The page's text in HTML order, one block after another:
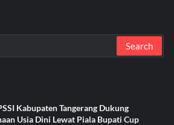
Kabupaten Tangerang Dukung
Usia Dini Lewat Piala Bupati Cup